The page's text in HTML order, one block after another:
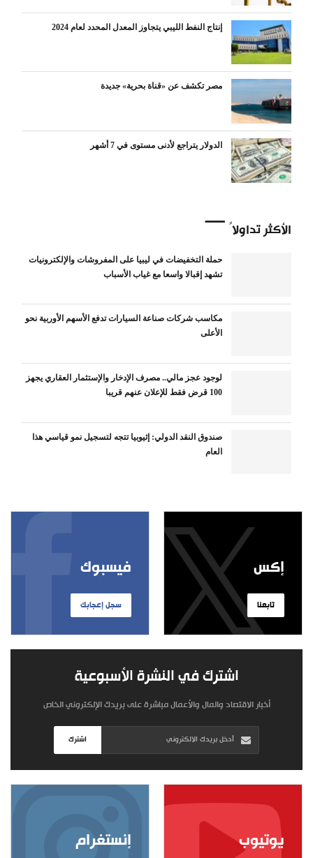
إنتاج النفط الليبي يتجاوز المعدل المحدد لعام 2024
مصر تكشف عن «قناة بحرية» جديدة
الدولار يتراجع لأدنى مستوى في 7 أشهر
الأكثر تداولاً
حملة التخفيضات في ليبيا على المفروشات والإلكترونيات
تشهد إقبالا واسعا مع غياب الأسباب
مكاسب شركات صناعة السيارات تدفع الأسهم الأوربية نحو
الأعلى
لوجود عجز مالي.. مصرف الإدخار والإستثمار العقاري يجهز
100 قرض فقط للإعلان عنهم قريبا
صندوق النقد الدولي: إثيوبيا تتجه لتسجيل نمو قياسي هذا
العام
فيسبوك
سجل إعجابك
إكس
تابعنا
اشترك في النشرة الأسبوعية
أخبار الاقتصاد والمال والأعمال مباشرة على بريدك الإلكتروني الخاص
اشترك
إنستغرام يوتيوب